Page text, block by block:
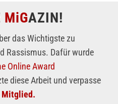
MiGAZIN!
das Wichtigste zu
Rassismus. Dafür wurde
Online Award
diese Arbeit und verpasse
Mitglied.